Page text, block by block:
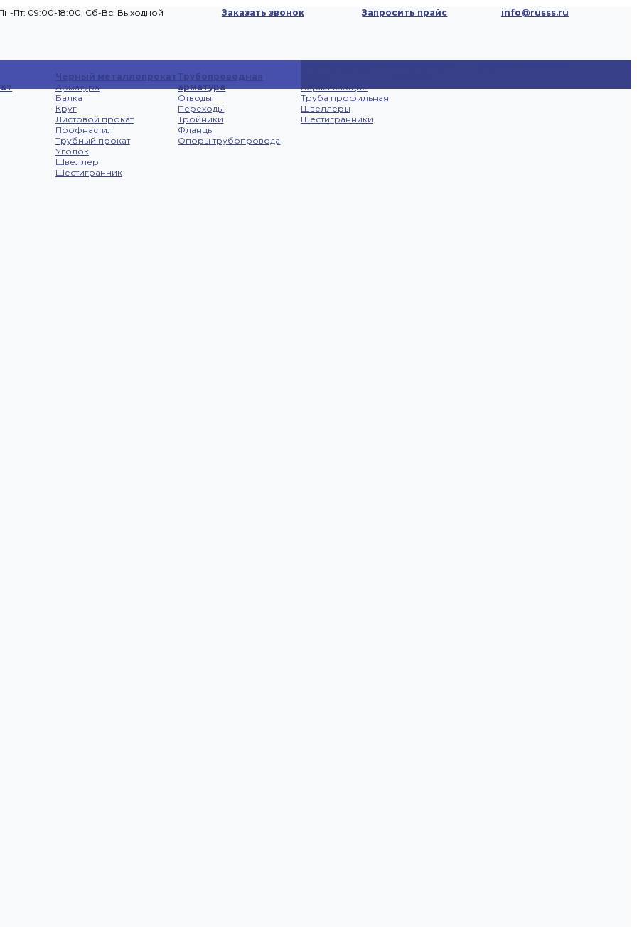
Пт: 09:00-18:00, Cб-Вс: Выходной Заказать звонок Запросить прайс info@russs.ru
Черный металлопрокат
Арматура
Балка
Круг
Листовой прокат
Профнастил
Трубный прокат
Уголок
Швеллер
Шестигранник
Трубопроводная
арматура
Отводы
Переходы
Тройники
Фланцы
Опоры трубопровода
нержавеющие
Труба профильная
Швеллеры
Шестигранники